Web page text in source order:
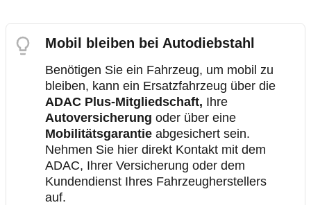
Mobil bleiben bei Autodiebstahl
Benötigen Sie ein Fahrzeug, um mobil zu
bleiben, kann ein Ersatzfahrzeug über die
ADAC Plus-Mitgliedschaft, Ihre
Autoversicherung oder über eine
Mobilitätsgarantie abgesichert sein.
Nehmen Sie hier direkt Kontakt mit dem
ADAC, Ihrer Versicherung oder dem
Kundendienst Ihres Fahrzeugherstellers
auf.